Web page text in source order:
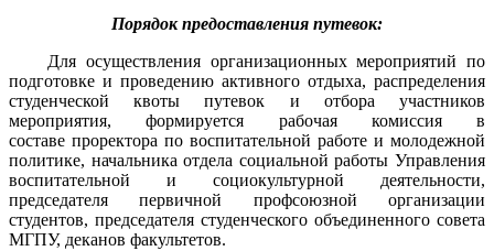
Порядок предоставления путевок:
Для осуществления организационных мероприятий по
подготовке и проведению активного отдыха, распределения
студенческой квоты путевок и отбора участников
мероприятия, формируется рабочая комиссия в
составе проректора по воспитательной работе и молодежной
политике, начальника отдела социальной работы Управления
воспитательной и социокультурной деятельности,
председателя первичной профсоюзной организации
студентов, председателя студенческого объединенного совета
МГПУ, деканов факультетов.